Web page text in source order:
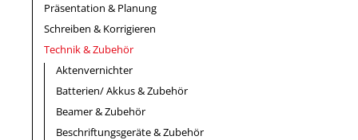
Präsentation & Planung
Schreiben & Korrigieren
Technik & Zubehör
Aktenvernichter
Batterien/ Akkus & Zubehör
Beamer & Zubehör
Beschriftungsgeräte & Zubehör